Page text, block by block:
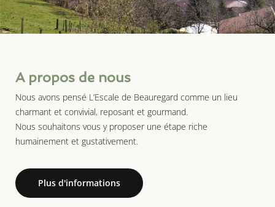
A propos de nous
Nous avons pensé L’Escale de Beauregard comme un lieu
charmant et convivial, reposant et gourmand.
Nous souhaitons vous y proposer une étape riche
humainement et gustativement.
Plus d'informations